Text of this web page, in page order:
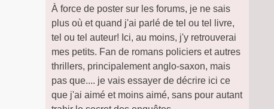
À force de poster sur les forums, je ne sais
plus où et quand j'ai parlé de tel ou tel livre,
tel ou tel auteur! Ici, au moins, j'y retrouverai
mes petits. Fan de romans policiers et autres
thrillers, principalement anglo-saxon, mais
pas que.... je vais essayer de décrire ici ce
que j'ai aimé et moins aimé, sans pour autant